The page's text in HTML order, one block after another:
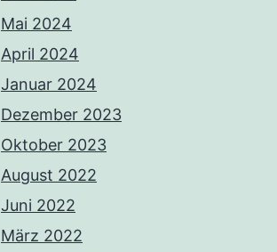
Mai 2024
April 2024
Januar 2024
Dezember 2023
Oktober 2023
August 2022
Juni 2022
März 2022